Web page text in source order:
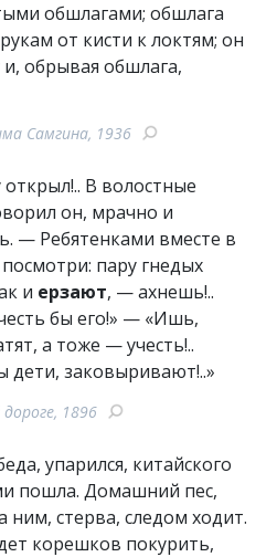
обшлагами; обшлага
от кисти к локтям; он
обрывая обшлага,
Самгина, 1936
В волостные
он, мрачно и
— Ребятенками вместе в
пару гнедых
и ерзают, — ахнешь!..
бы его!» — «Ишь,
а тоже — учесть!..
дети, заковыривают!..»
1896
упарился, китайского
пошла. Домашний пес,
ним, стерва, следом ходит.
корешков покурить,